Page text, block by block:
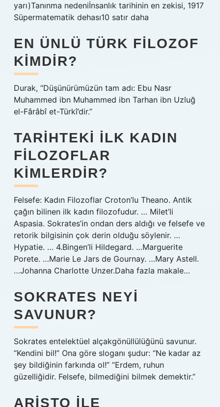
yarı)Tanınma nedeniİnsanlık tarihinin en zekisi, 1917
Süpermatematik dehası10 satır daha
EN ÜNLÜ TÜRK FILOZOF
KIMDIR?
Durak, “Düşünürümüzün tam adı: Ebu Nasr
Muhammed ibn Muhammed ibn Tarhan ibn Uzluğ
el-Fârâbî et-Türkî’dir.”
TARIHTEKI ILK KADIN
FILOZOFLAR
KIMLERDIR?
Felsefe: Kadın Filozoflar Croton’lu Theano. Antik
çağın bilinen ilk kadın filozofudur. … Milet’li
Aspasia. Sokrates’in ondan ders aldığı ve felsefe ve
retorik bilgisinin çok derin olduğu söylenir. …
Hypatie. … 4.Bingen’li Hildegard. …Marguerite
Porete. …Marie Le Jars de Gournay. …Mary Astell.
…Johanna Charlotte Unzer.Daha fazla makale…
SOKRATES NEYI
SAVUNUR?
Sokrates entelektüel alçakgönüllülüğünü savunur.
“Kendini bil!” Ona göre sloganı şudur: “Ne kadar az
şey bildiğinin farkında ol!” “Erdem, ruhun
güzelliğidir. Felsefe, bilmediğini bilmek demektir.”
ARISTO ILE